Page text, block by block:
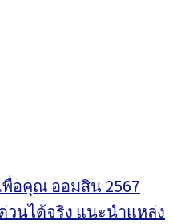
พื่อคุณ ออมสิน 2567
วนได้จริง แนะนำแหล่ง